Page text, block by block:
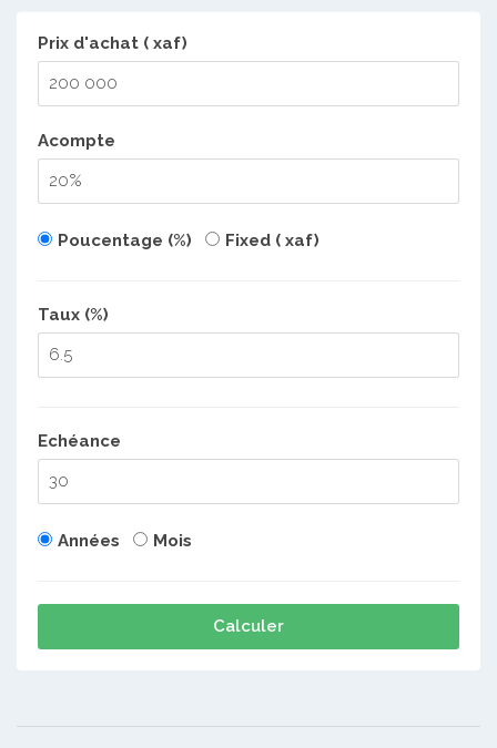
Prix d'achat ( xaf)
Acompte
Poucentage (%) Fixed ( xaf)
Taux (%)
Echéance
Années Mois
Calculer